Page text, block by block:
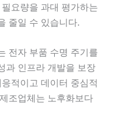
요량을 과대 평가하는
줄일 수 있습니다.
전자 부품 수명 주기를
과 인프라 개발을 보장
적이고 데이터 중심적
조업체는 노후화보다